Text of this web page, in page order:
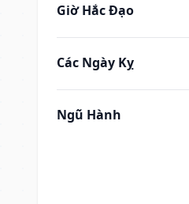
Giờ Hắc Đạo
Các Ngày Kỵ
Ngũ Hành